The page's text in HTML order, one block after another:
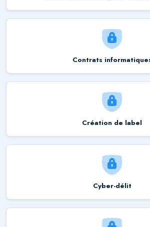
Contrats
Création de label
Cyber-délit